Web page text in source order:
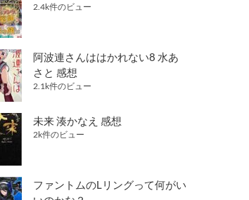
2.4k件のビュー
阿波連さんははかれない8 水あ
さと 感想
2.1k件のビュー
未来 湊かなえ 感想
2k件のビュー
ファントムのLリングって何がい